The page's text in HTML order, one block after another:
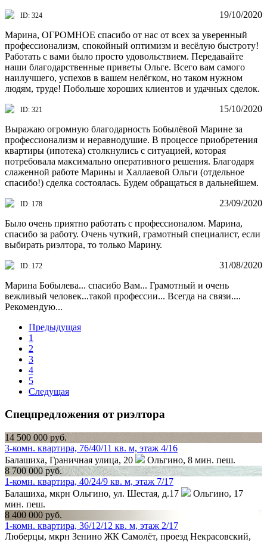
19/10/2020
ID: 324
Марина, ОГРОМНОЕ спасибо от нас от всех за уверенный
профессионализм, спокойный оптимизм и весёлую быстроту!
Работать с вами было просто удовольствием. Передавайте
наши благодарственные приветы Ольге. Всего вам самого
наилучшего, успехов в вашем нелёгком, но таком нужном
людям, труде! Побольше хороших клиентов и удачных сделок.
15/10/2020
ID: 321
Выражаю огромную благодарность Бобылёвой Марине за
профессионализм и неравнодушие. В процессе приобретения
квартиры (ипотека) столкнулись с ситуацией, которая
потребовала максимально оперативного решения. Благодаря
слаженной работе Марины и Халлаевой Ольги (отдельное
спасибо!) сделка состоялась. Будем обращаться в дальнейшем.
23/09/2020
ID: 178
Было очень приятно работать с профессионалом. Марина,
спасибо за работу. Очень чуткий, грамотный специалист, если
выбирать риэлтора, то только Марину.
31/08/2020
ID: 172
Марина Бобылева... спасибо Вам... Грамотный и очень
вежливый человек...такой профессии... Всегда на связи....
Рекомендую...
Предыдущая
1
2
3
4
5
Следущая
Спецпредложения от риэлтора
14 500 000 руб.
3-комн. квартира, 76/40/11 кв. м, этаж 4/16
Балашиха, Граничная улица, 20
Ольгино, 8 мин. пеш.
8 700 000 руб.
1-комн. квартира, 40/24/9 кв. м, этаж 7/17
Балашиха, мкрн Ольгино, ул. Шестая, д.17
Ольгино, 17
мин. пеш.
8 400 000 руб.
1-комн. квартира, 36/12/12 кв. м, этаж 2/17
Люберцы, мкрн Зенино ЖК Самолёт, проезд Некрасовский,